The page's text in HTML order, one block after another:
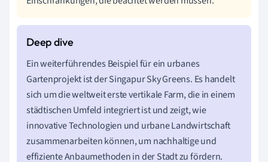
Ein weiterführendes Beispiel für ein urbanes
Gartenprojekt ist der Singapur Sky Greens. Es handelt
sich um die weltweit erste vertikale Farm, die in einem
städtischen Umfeld integriert ist und zeigt, wie
innovative Technologien und urbane Landwirtschaft
zusammenarbeiten können, um nachhaltige und
effiziente Anbaumethoden in der Stadt zu fördern.